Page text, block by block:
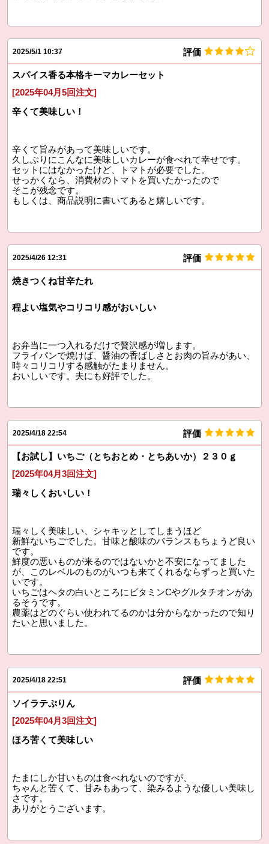
2025/5/1 10:37 評価
スパイス香る本格キーマカレーセット
[2025年04月5回注文]
辛くて美味しい！
辛くて旨みがあって美味しいです。
久しぶりにこんなに美味しいカレーが食べれて幸せです。
セットにはなかったけど、トマトが必要でした。
せっかくなら、消費材のトマトを買いたかったので
そこが残念です。
もしくは、商品説明に書いてあると嬉しいです。
2025/4/26 12:31 評価
焼きつくね甘辛たれ
程よい塩気やコリコリ感がおいしい
お弁当に一つ入れるだけで贅沢感が増します。
フライパンで焼けば、醤油の香ばしさとお肉の旨みがあい、
時々コリコリする感触がたまりません。
おいしいです。夫にも好評でした。
2025/4/18 22:54 評価
【お試し】いちご（とちおとめ・とちあいか）２３０ｇ
[2025年04月3回注文]
瑞々しくおいしい！
瑞々しく美味しい、シャキッとしてしまうほど
新鮮ないちごでした。甘味と酸味のバランスもちょうど良い
です。
鮮度の悪いものが来るのではないかと不安になってました
が、このレベルのものがいつも来てくれるならずっと買いた
いです。
いちごはヘタの白いところにビタミンCやグルタチオンがあ
るそうです。
農薬はどのぐらい使われてるのかは分からなかったので知り
たいと思いました。
2025/4/18 22:51 評価
ソイラテぷりん
[2025年04月3回注文]
ほろ苦くて美味しい
たまにしか甘いものは食べれないのですが、
ちゃんと苦くて、甘みもあって、染みるような優しい美味し
さです。
ありがとうございます。